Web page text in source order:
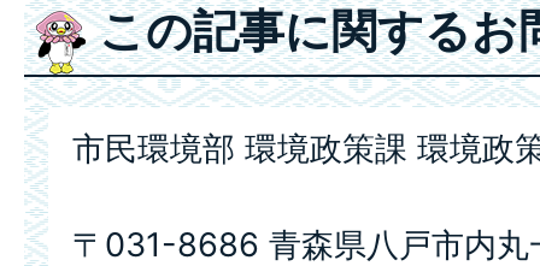
この記事に関するお
市民環境部 環境政策課 環境政
〒031-8686 青森県八戸市内丸